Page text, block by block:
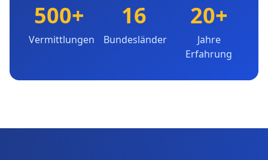
500+
Vermittlungen
16
Bundesländer
20+
Jahre
Erfahrung